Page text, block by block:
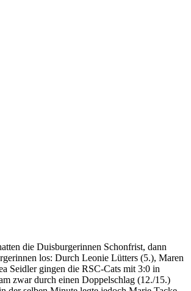
die Duisburgerinnen Schonfrist, dann
los: Durch Leonie Lütters (5.), Maren
Seidler gingen die RSC-Cats mit 3:0 in
zwar durch einen Doppelschlag (12./15.)